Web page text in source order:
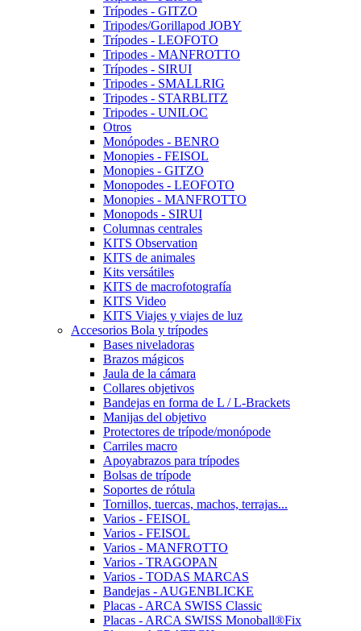
Trípodes - GITZO
Tripodes/Gorillapod JOBY
Trípodes - LEOFOTO
Tripodes - MANFROTTO
Trípodes - SIRUI
Tripodes - SMALLRIG
Tripodes - STARBLITZ
Tripodes - UNILOC
Otros
Monópodes - BENRO
Monopies - FEISOL
Monopies - GITZO
Monopodes - LEOFOTO
Monopies - MANFROTTO
Monopods - SIRUI
Columnas centrales
KITS Observation
KITS de animales
Kits versátiles
KITS de macrofotografía
KITS Video
KITS Viajes y viajes de luz
Accesorios Bola y trípodes
Bases niveladoras
Brazos mágicos
Jaula de la cámara
Collares objetivos
Bandejas en forma de L / L-Brackets
Manijas del objetivo
Protectores de trípode/monópode
Carriles macro
Apoyabrazos para trípodes
Bolsas de trípode
Soportes de rótula
Tornillos, tuercas, machos, terrajas...
Varios - FEISOL
Varios - FEISOL
Varios - MANFROTTO
Varios - TRAGOPAN
Varios - TODAS MARCAS
Bandejas - AUGENBLICKE
Placas - ARCA SWISS Classic
Placas - ARCA SWISS Monoball®Fix